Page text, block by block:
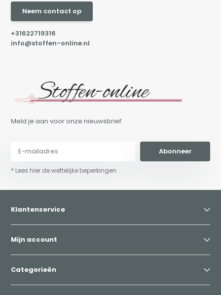
Neem contact op
+31622719316
info@stoffen-online.nl
Meld je aan voor onze nieuwsbrief:
Abonneer
* Lees hier de wettelijke beperkingen
Klantenservice
Mijn account
Categorieën